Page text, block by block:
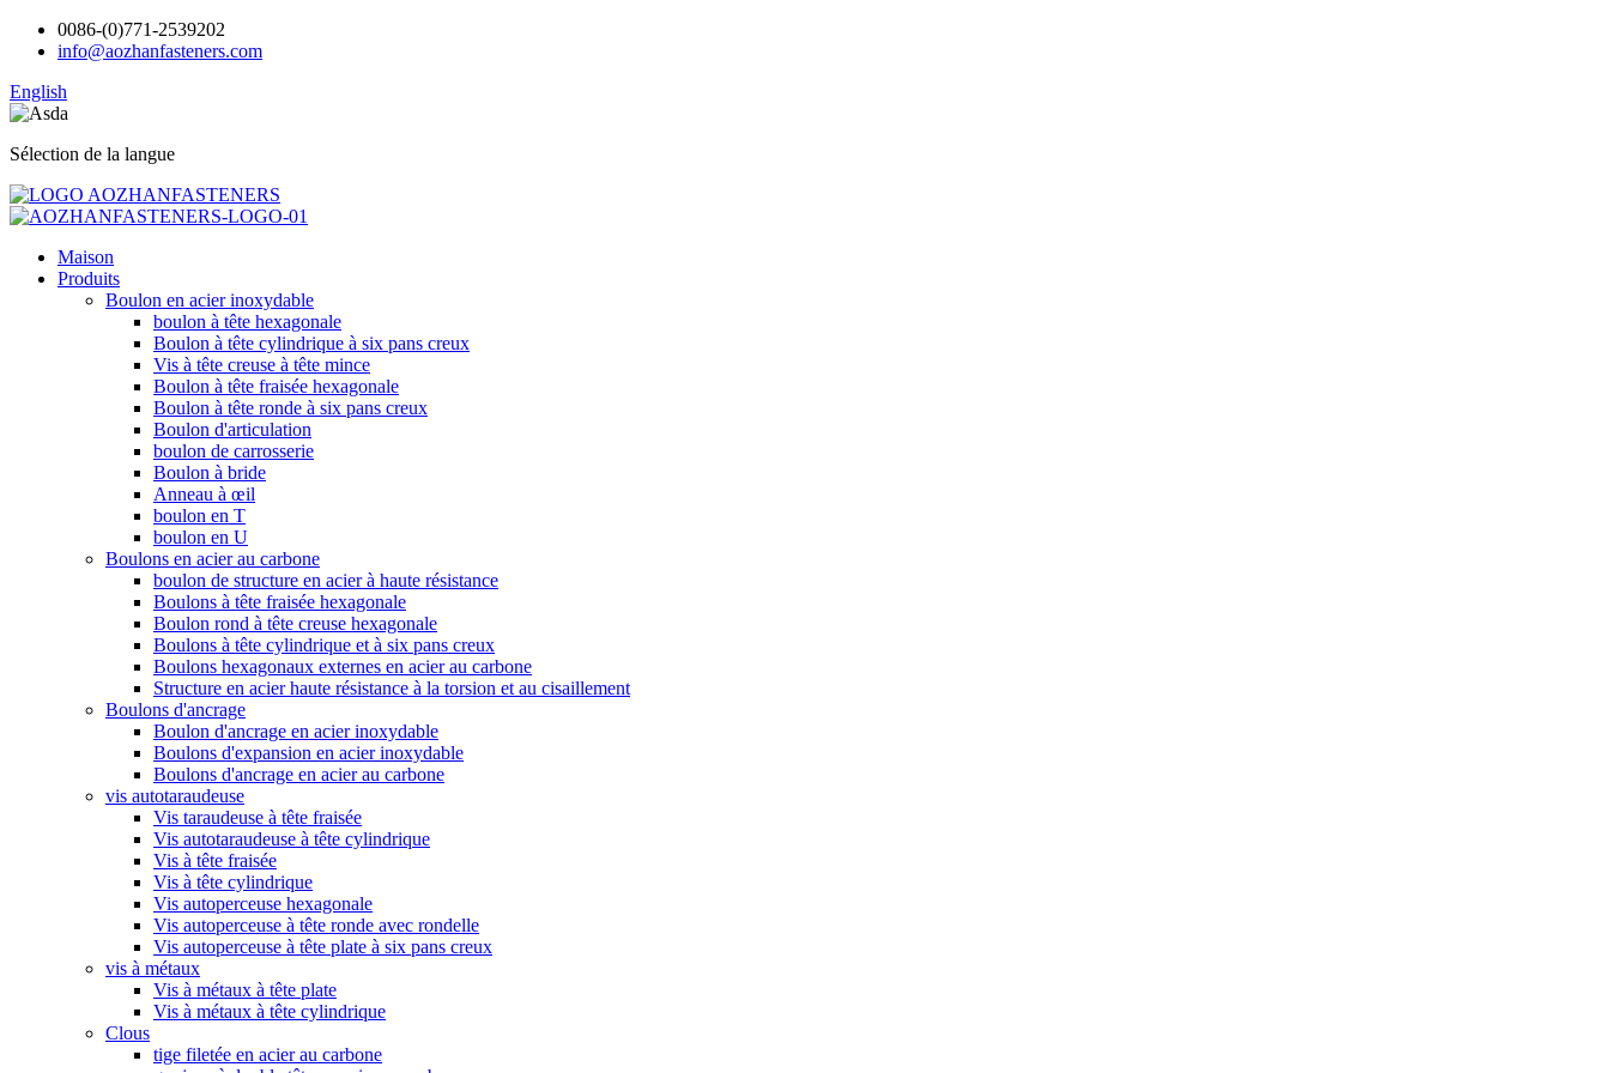
0086-(0)771-2539202
info@aozhanfasteners.com
English
Sélection de la langue
Maison
Produits
Boulon en acier inoxydable
boulon à tête hexagonale
Boulon à tête cylindrique à six pans creux
Vis à tête creuse à tête mince
Boulon à tête fraisée hexagonale
Boulon à tête ronde à six pans creux
Boulon d'articulation
boulon de carrosserie
Boulon à bride
Anneau à œil
boulon en T
boulon en U
Boulons en acier au carbone
boulon de structure en acier à haute résistance
Boulons à tête fraisée hexagonale
Boulon rond à tête creuse hexagonale
Boulons à tête cylindrique et à six pans creux
Boulons hexagonaux externes en acier au carbone
Structure en acier haute résistance à la torsion et au cisaillement
Boulons d'ancrage
Boulon d'ancrage en acier inoxydable
Boulons d'expansion en acier inoxydable
Boulons d'ancrage en acier au carbone
vis autotaraudeuse
Vis taraudeuse à tête fraisée
Vis autotaraudeuse à tête cylindrique
Vis à tête fraisée
Vis à tête cylindrique
Vis autoperceuse hexagonale
Vis autoperceuse à tête ronde avec rondelle
Vis autoperceuse à tête plate à six pans creux
vis à métaux
Vis à métaux à tête plate
Vis à métaux à tête cylindrique
Clous
tige filetée en acier au carbone